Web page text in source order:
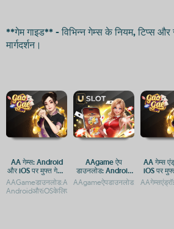
**गेम गाइड** - विभिन्न गेम्स के नियम, टिप्स और
मार्गदर्शन।
AA गेम्स: Android
और iOS पर मुफ्त गेमिंग
का अनुभव
AndroidऔरiOSकेलिएमुफ्तडाउनलोडAAगेम्सए
AAgame ऐप
डाउनलोड: Android
और iOS प्लेटफ़ॉर्म पर
गेमिंग एक्सेस
AA गेम्स
iOS पर
के लिए